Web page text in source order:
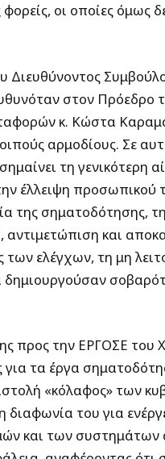
οι οποίες όμως
Διευθύνοντος
στον Πρόεδρο
κ. Κώστα
αρμοδίους. Σε
τη γενικότερη
έλλειψη προσωπικού
της σηματοδότησης,
αντιμετώπιση και
ελέγχων, τη μη
δημιουργούσαν
προς την ΕΡΓΟΣΕ του
τα έργα
«κόλαφος» των
του για
και των συστημάτων